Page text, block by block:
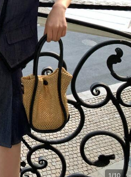
1/10